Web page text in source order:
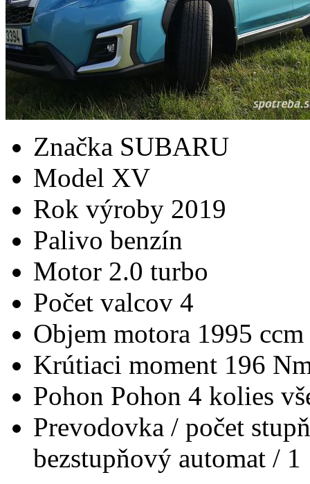
Značka SUBARU
Model XV
Rok výroby 2019
Palivo benzín
Motor 2.0 turbo
Počet valcov 4
Objem motora 1995 ccm
Krútiaci moment 196
Pohon Pohon 4 kolies
Prevodovka / počet
bezstupňový automat / 1